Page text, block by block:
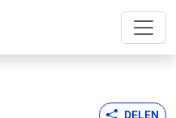
DELEN